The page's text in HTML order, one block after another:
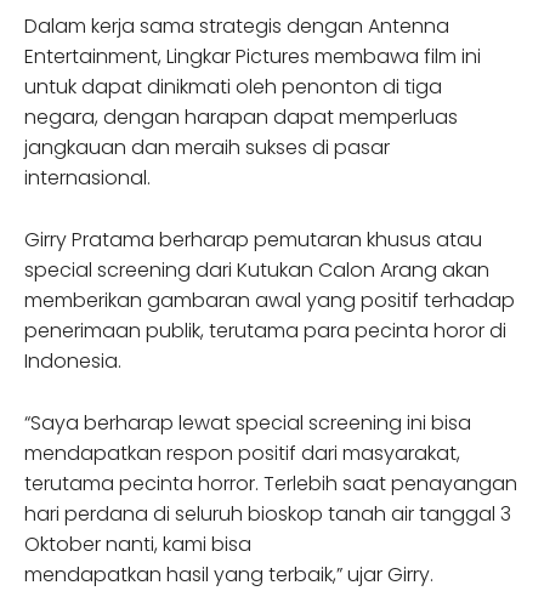
Dalam kerja sama strategis dengan Antenna
Entertainment, Lingkar Pictures membawa film ini
untuk dapat dinikmati oleh penonton di tiga
negara, dengan harapan dapat memperluas
jangkauan dan meraih sukses di pasar
internasional.
Girry Pratama berharap pemutaran khusus atau
special screening dari Kutukan Calon Arang akan
memberikan gambaran awal yang positif terhadap
penerimaan publik, terutama para pecinta horor di
Indonesia.
“Saya berharap lewat special screening ini bisa
mendapatkan respon positif dari masyarakat,
terutama pecinta horror. Terlebih saat penayangan
hari perdana di seluruh bioskop tanah air tanggal 3
Oktober nanti, kami bisa
mendapatkan hasil yang terbaik,” ujar Girry.